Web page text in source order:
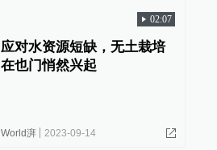
02:07
应对水资源短缺，无土栽培
在也门悄然兴起
World湃 2023-09-14